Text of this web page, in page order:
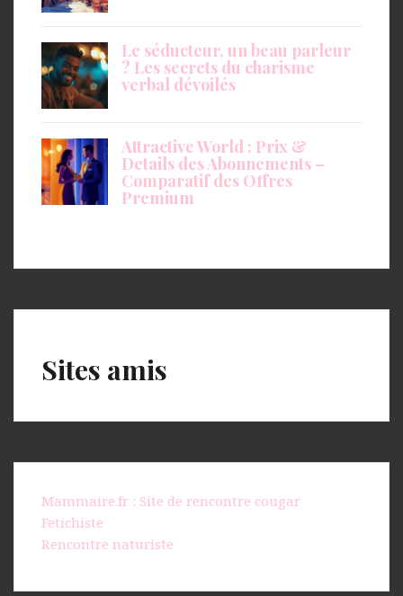
Le séducteur, un beau parleur
? Les secrets du charisme
verbal dévoilés
Attractive World : Prix &
Details des Abonnements –
Comparatif des Offres
Premium
Sites amis
Mammaire.fr : Site de rencontre cougar
Fetichiste
Rencontre naturiste